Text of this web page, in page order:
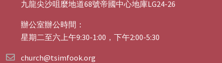
九龍尖沙咀麼地道68號帝國中心地庫LG24-26
辦公室辦公時間：
星期二至六上午9:30-1:00，下午2:00-5:30
church@tsimfook.org